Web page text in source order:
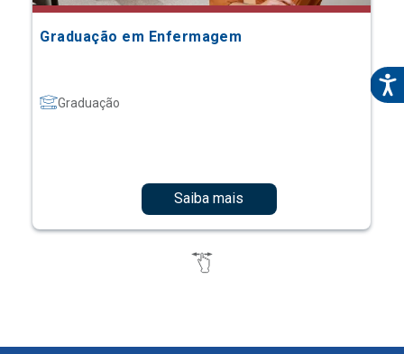
Graduação em Enfermagem
Graduação
Saiba mais